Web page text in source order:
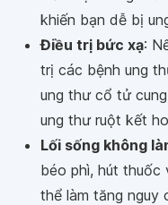
khiến bạn dễ bị
Điều trị bức xạ:
trị các bệnh ung
ung thư cổ tử
ung thư ruột kết
Lối sống không
béo phì, hút thuốc
thể làm tăng nguy